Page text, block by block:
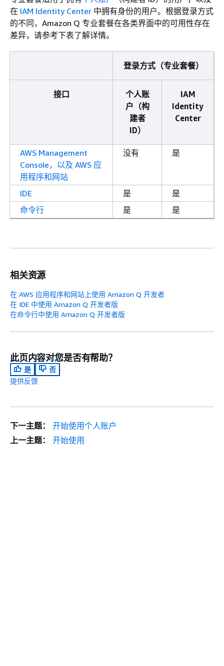
在 IAM Identity Center 中拥有身份的用户。根据登录方式
的不同，Amazon Q 专业套餐在各类界面中的可用性存在
差异，请参考下表了解详情。
登录方式（专业套餐）
接口
个人账
户（构
建者
ID）
IAM
Identity
Center
AWS Management
Console，以及 AWS 应
用程序和网站
没有 是
IDE 是
是
命令行
是 是
相关资源
在 AWS 应用程序和网站上使用 Amazon Q 开发者
在 IDE 中使用 Amazon Q 开发者版
在命令行中使用 Amazon Q 开发者版
此页内容对您是否有帮助？
是
否
提供反馈
下一主题：
开始使用个人账户
上一主题：
开始使用